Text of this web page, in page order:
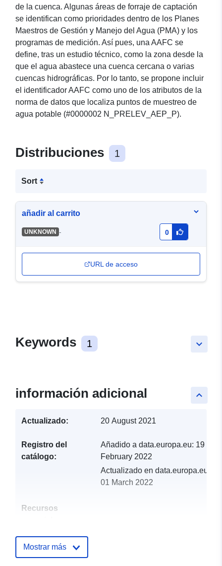
de la cuenca. Algunas áreas de forraje de captación
se identifican como prioridades dentro de los Planes
Maestros de Gestión y Manejo del Agua (PMA) y los
programas de medición. Así pues, una AAFC se
define, tras un estudio técnico, como la zona desde la
que el agua abastece una cuenca cercana o varias
cuencas hidrográficas. Por lo tanto, se propone incluir
el identificador AAFC como uno de los atributos de la
norma de datos que localiza puntos de muestreo de
agua potable (#0000002 N_PRELEV_AEP_P).
Distribuciones 1
Sort
añadir al carrito
UNKNOWN - 0
URL de acceso
keyboard_arrow_down
Keywords 1
keyboard_arrow_up
información adicional
Actualizado: 20 August 2021
Registro del
catálogo:
Añadido a data.europa.eu: 19
February 2022
Actualizado en data.europa.eu:
01 March 2022
Recursos
Identificadores:
Mostrar más